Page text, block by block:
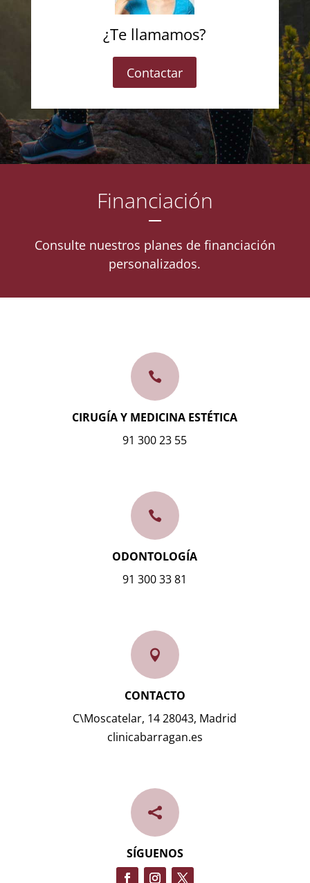
¿Te llamamos?
Contactar
Financiación
Consulte nuestros planes de financiación
personalizados.

CIRUGÍA Y MEDICINA ESTÉTICA
91 300 23 55

ODONTOLOGÍA
91 300 33 81

CONTACTO
C\Moscatelar, 14 28043, Madrid
clinicabarragan.es

SÍGUENOS